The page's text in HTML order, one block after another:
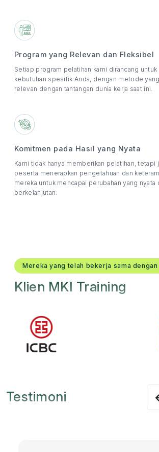
Program yang Relevan dan Fleksibel
Setiap program pelatihan kami dirancang
kebutuhan spesifik Anda, dengan metode
relevan dengan tantangan dunia kerja saat ini.
Komitmen pada Hasil yang Nyata
Kami tidak hanya memberikan pelatihan, tetapi
peserta menerapkan pengetahuan dan
mereka untuk mencapai perubahan yang nyata
berkelanjutan.
Mereka yang telah bekerja sama dengan
Klien MKI Training
Testimoni